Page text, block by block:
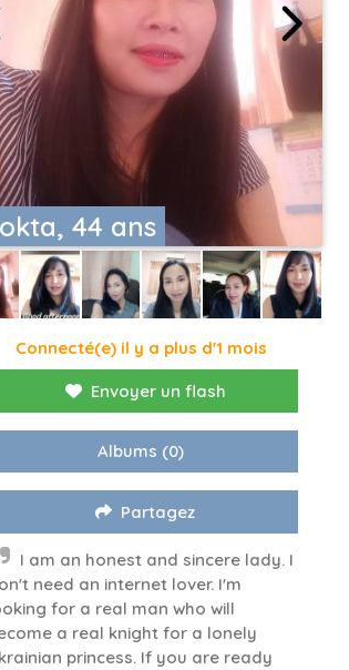
44 ans
Connecté(e) il y a plus d'1 mois
Envoyer un flash
Albums (0)
Partagez
I am an honest and sincere lady. I
need an internet lover. I'm
for a real man who will
a real knight for a lonely
princess. If you are ready